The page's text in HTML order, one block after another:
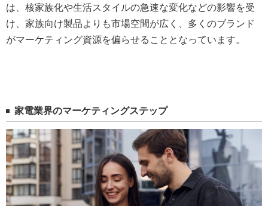
は、核家族化や生活スタイルの急速な変化などの影響を受
け、家族向け製品よりも市場空間が広く、多くのブランド
がマーケティング資源を偏らせることとなっています。
家電業界のマーケティングステップ